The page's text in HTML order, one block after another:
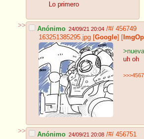
Lo primero
>> Anónimo 24/09/21 20:04 /#/ 456749
163251385295.jpg [Google] [
uh oh
>> Anónimo 24/09/21 20:08 /#/ 456751